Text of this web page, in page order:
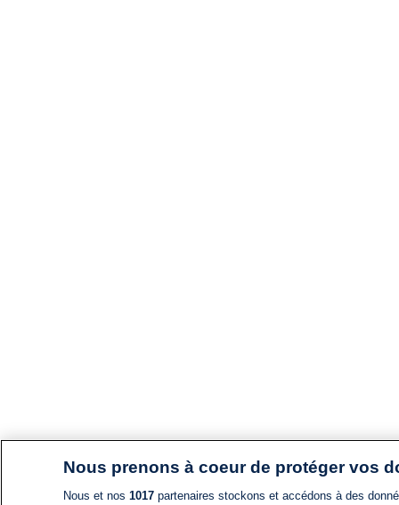
Nous prenons à coeur de protéger vos
Nous et nos 1017partenaires stockons et accédons à des